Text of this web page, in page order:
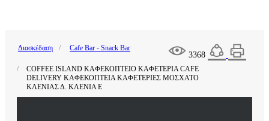
3368
Διασκέδαση Cafe Bar - Snack Bar
COFFEE ISLAND ΚΑΦΕΚΟΠΤΕΙΟ ΚΑΦΕΤΕΡΙΑ CAFE
DELIVERY ΚΑΦΕΚΟΠΤΕΙΑ ΚΑΦΕΤΕΡΙΕΣ ΜΟΣΧΑΤΟ
ΚΛΕΝΙΑΣ Δ. ΚΛΕΝΙΑ Ε